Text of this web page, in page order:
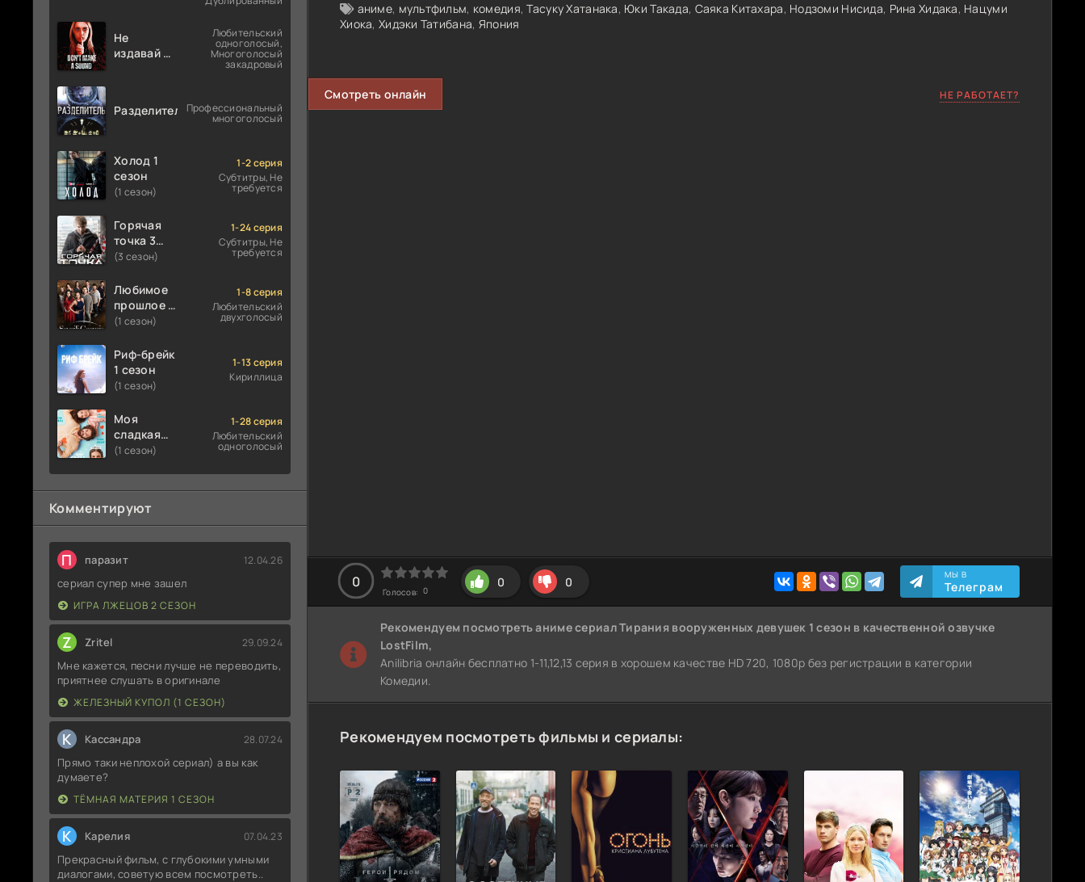
Не
издавай ни
Любительский
одноголосый,
Многоголосый
закадровый
РазделительПрофессиональный
многоголосый
Холод 1
сезон
(1 сезон)
1-2 серия
Субтитры, Не
требуется
Горячая
точка 3
сезон
(3 сезон)
1-24 серия
Субтитры, Не
требуется
Любимое
прошлое 1
сезон
(1 сезон)
1-8 серия
Любительский
двухголосый
Риф-брейк
1 сезон
(1 сезон)
1-13 серия
Кириллица
Моя
сладкая
ложь 1
(1 сезон)
1-28 серия
Любительский
одноголосый
Комментируют
П паразит 12.04.26
сериал супер мне зашел
ИГРА ЛЖЕЦОВ 2 СЕЗОН
Z Zritel 29.09.24
Мне кажется, песни лучше не переводить,
приятнее слушать в оригинале
ЖЕЛЕЗНЫЙ КУПОЛ (1 СЕЗОН)
К Кассандра 28.07.24
Прямо таки неплохой сериал) а вы как
думаете?
ТЁМНАЯ МАТЕРИЯ 1 СЕЗОН
К Карелия 07.04.23
Прекрасный фильм, с глубокими умными
диалогами, советую всем посмотреть..
аниме, мультфильм, комедия,Тасуку Хатанака, Юки Такада, Саяка Китахара, Нодзоми Нисида, Рина Хидака, Нацуми
Хиока, Хидэки Татибана, Япония
Смотреть онлайн НЕ РАБОТАЕТ?
0
Голосов: 0
0 0 МЫ В
Телеграм
Рекомендуем посмотреть аниме сериал Тирания вооруженных девушек 1 сезон в качественной озвучке
LostFilm,
Anilibria онлайн бесплатно 1-11,12,13 серия в хорошем качестве HD 720, 1080p без регистрации в категории
Комедии.
Рекомендуем посмотреть фильмы и сериалы: